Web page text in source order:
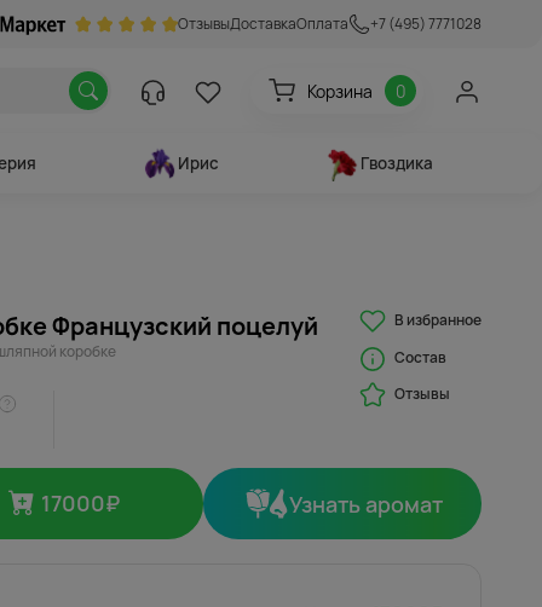
ОтзывыДоставкаОплата +7 (495) 7771028
Корзина 0
Ирис Гвоздика
Французский поцелуй
коробке
В избранное
Состав
Отзывы
17000₽ Узнать аромат